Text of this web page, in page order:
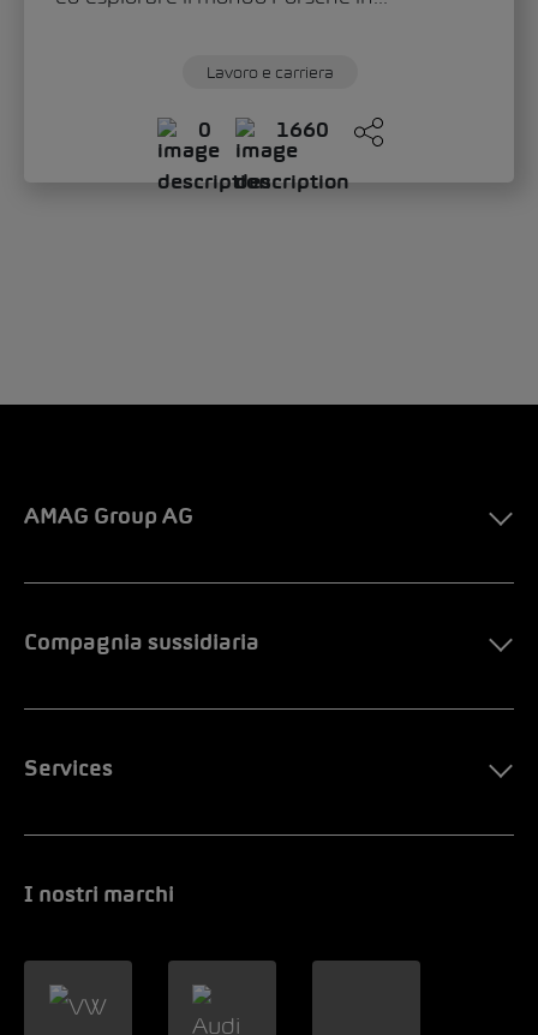
Lavoro e carriera
0 1660
AMAG Group AG
Compagnia sussidiaria
Services
I nostri marchi